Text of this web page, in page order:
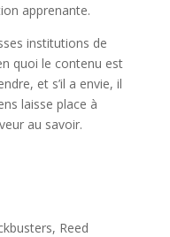
apprenante.
institutions de
quoi le contenu est
et s’il a envie, il
laisse place à
au savoir.
Reed